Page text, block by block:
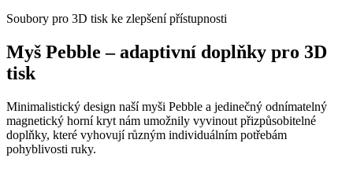
Soubory pro 3D tisk ke zlepšení přístupnosti
Myš Pebble – adaptivní doplňky pro 3D
tisk
Minimalistický design naší myši Pebble a jedinečný odnímatelný
magnetický horní kryt nám umožnily vyvinout přizpůsobitelné
doplňky, které vyhovují různým individuálním potřebám
pohyblivosti ruky.